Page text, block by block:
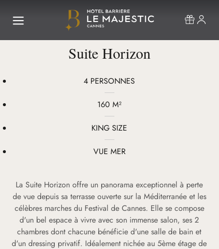
Suite Horizon
4 PERSONNES
160 M²
KING SIZE
VUE MER
La Suite Horizon offre un panorama exceptionnel à perte
de vue depuis sa terrasse ouverte sur la Méditerranée et les
célèbres marches du Festival de Cannes. Elle se compose
d'un bel espace à vivre avec son immense salon, ses 2
chambres dont chacune bénéficie d'une salle de bain et
d'un dressing privatif. Idéalement nichée au 5ème étage de